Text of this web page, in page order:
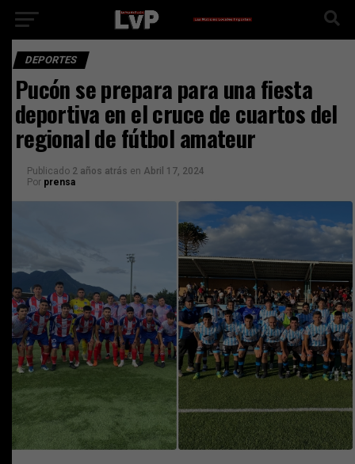
DEPORTES
Pucón se prepara para una fiesta
deportiva en el cruce de cuartos del
regional de fútbol amateur
Publicado 2 años atrás en Abril 17, 2024
Por prensa